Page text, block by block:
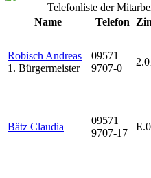
Telefonliste der
Name
Telefon
Robisch Andreas
1. Bürgermeister
09571
9707-0
Bätz Claudia
09571
9707-17